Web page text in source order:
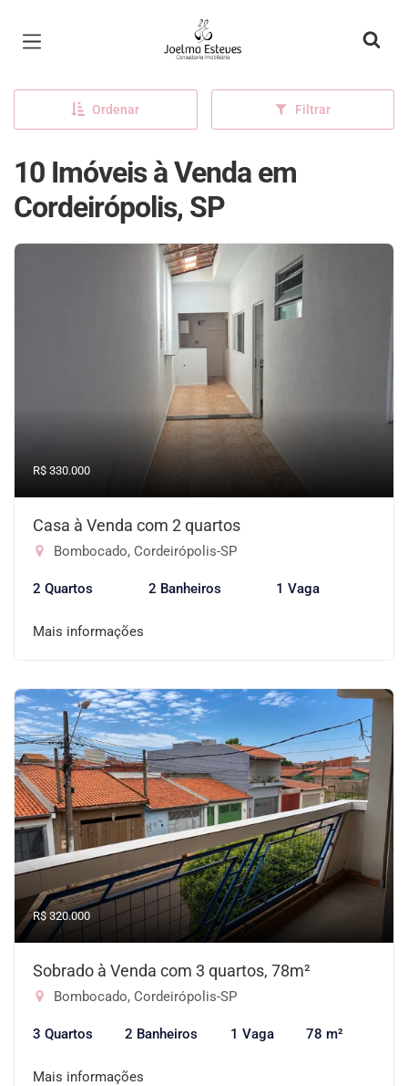
Página inicial
Ordenar Filtrar
10 Imóveis à Venda em
Cordeirópolis, SP
R$ 330.000
Casa à Venda com 2 quartos
Bombocado, Cordeirópolis-SP
2 Quartos 2 Banheiros 1 Vaga
Mais informações
R$ 320.000
Sobrado à Venda com 3 quartos, 78m²
Bombocado, Cordeirópolis-SP
3 Quartos 2 Banheiros 1 Vaga 78 m²
Mais informações